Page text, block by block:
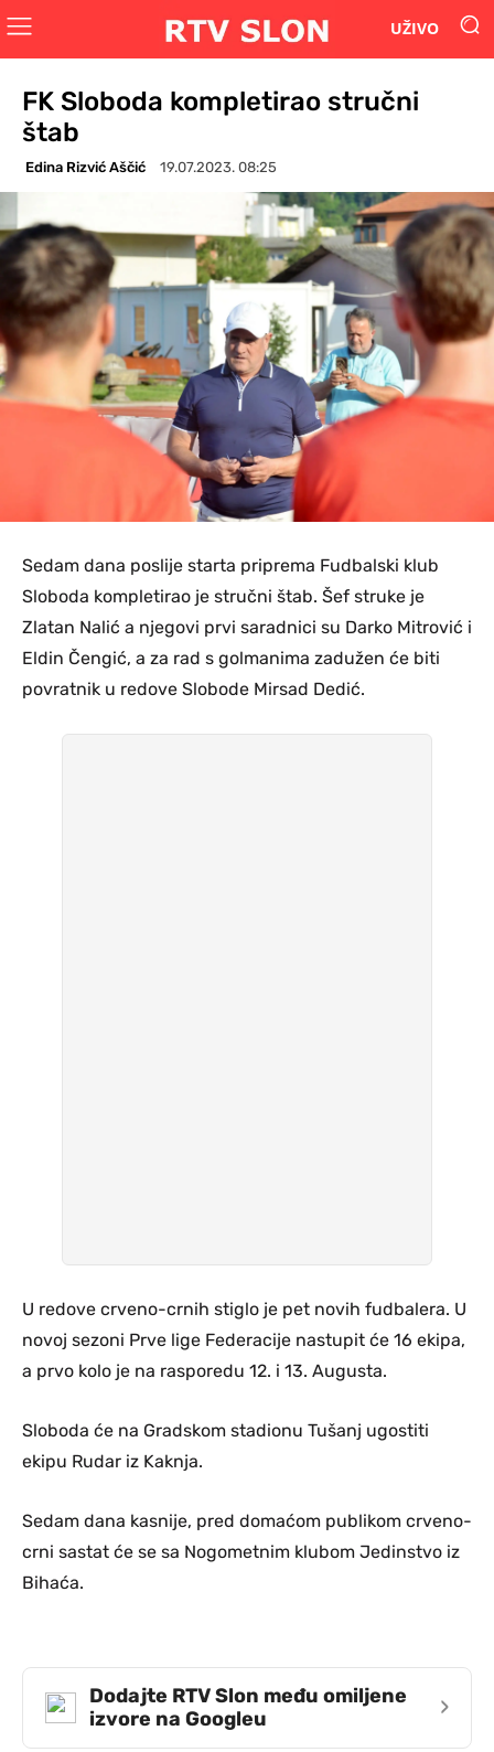
UŽIVO
FK Sloboda kompletirao stručni
štab
Edina Rizvić Aščić 19.07.2023. 08:25
Sedam dana poslije starta priprema Fudbalski klub
Sloboda kompletirao je stručni štab. Šef struke je
Zlatan Nalić a njegovi prvi saradnici su Darko Mitrović i
Eldin Čengić, a za rad s golmanima zadužen će biti
povratnik u redove Slobode Mirsad Dedić.
U redove crveno-crnih stiglo je pet novih fudbalera. U
novoj sezoni Prve lige Federacije nastupit će 16 ekipa,
a prvo kolo je na rasporedu 12. i 13. Augusta.
Sloboda će na Gradskom stadionu Tušanj ugostiti
ekipu Rudar iz Kaknja.
Sedam dana kasnije, pred domaćom publikom crveno-
crni sastat će se sa Nogometnim klubom Jedinstvo iz
Bihaća.
Dodajte RTV Slon među omiljene
izvore na Googleu
›